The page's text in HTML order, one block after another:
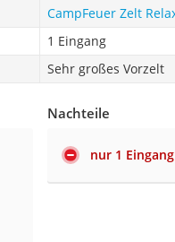
CampFeuer Zelt
1 Eingang
Sehr großes Vorzelt
Nachteile
nur 1 Eingang